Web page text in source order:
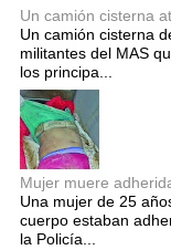
Un camión cisterna
Un camión cisterna
militantes del MAS
los principa...
Mujer muere
Una mujer de 25
cuerpo estaban
la Policía...